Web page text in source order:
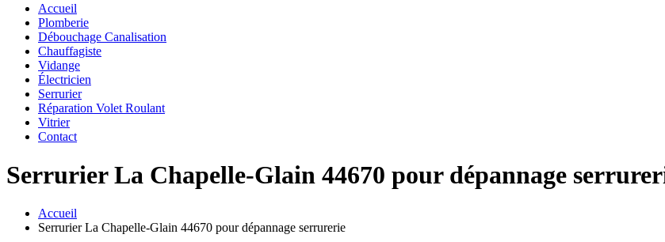
Accueil
Plomberie
Débouchage Canalisation
Chauffagiste
Vidange
Électricien
Serrurier
Réparation Volet Roulant
Vitrier
Contact
Serrurier La Chapelle-Glain 44670 pour dépannage
Accueil
Serrurier La Chapelle-Glain 44670 pour dépannage serrurerie